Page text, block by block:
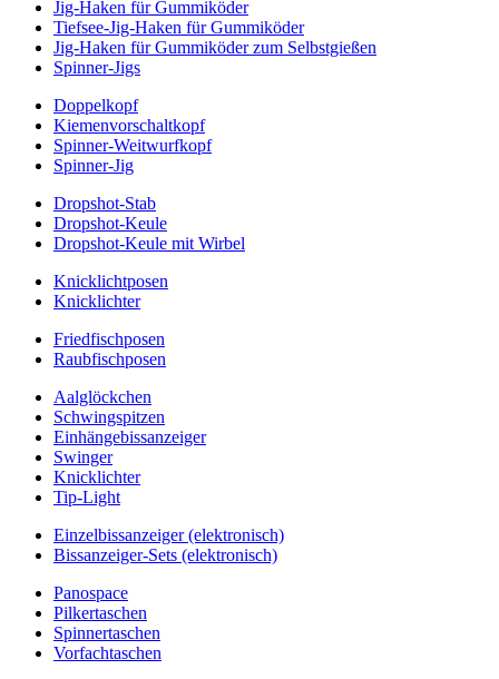
Jig-Haken für Gummiköder
Tiefsee-Jig-Haken für Gummiköder
Jig-Haken für Gummiköder zum Selbstgießen
Spinner-Jigs
Doppelkopf
Kiemenvorschaltkopf
Spinner-Weitwurfkopf
Spinner-Jig
Dropshot-Stab
Dropshot-Keule
Dropshot-Keule mit Wirbel
Knicklichtposen
Knicklichter
Friedfischposen
Raubfischposen
Aalglöckchen
Schwingspitzen
Einhängebissanzeiger
Swinger
Knicklichter
Tip-Light
Einzelbissanzeiger (elektronisch)
Bissanzeiger-Sets (elektronisch)
Panospace
Pilkertaschen
Spinnertaschen
Vorfachtaschen